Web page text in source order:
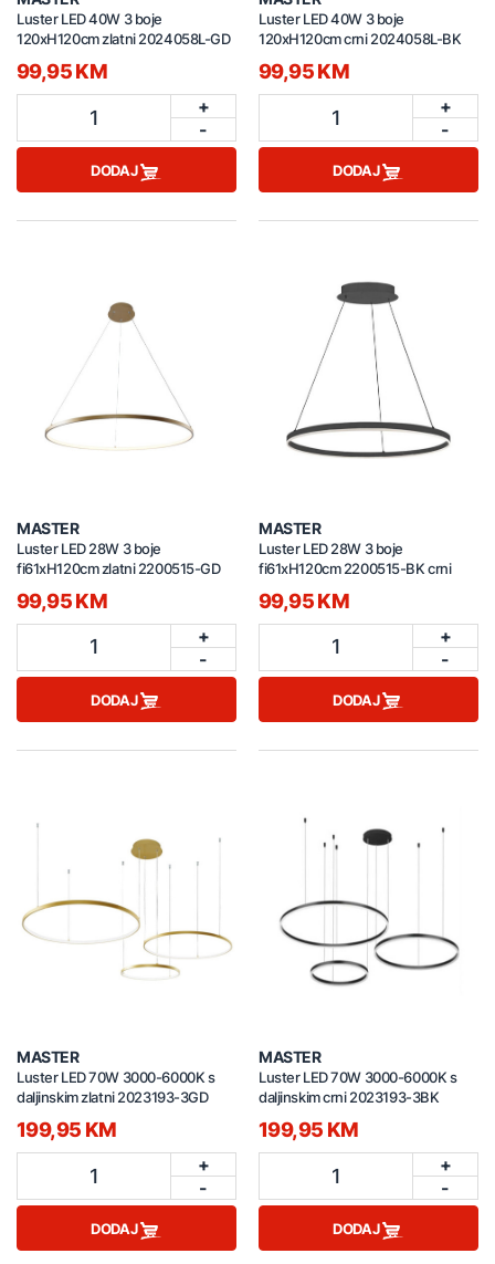
Luster LED 40W 3 boje
120xH120cm zlatni 2024058L-GD
99,95 KM
1
+
-
DODAJ
Luster LED 40W 3 boje
120xH120cm crni 2024058L-BK
99,95 KM
1
+
-
DODAJ
MASTER
Luster LED 28W 3 boje
fi61xH120cm zlatni 2200515-GD
99,95 KM
1
+
-
DODAJ
MASTER
Luster LED 28W 3 boje
fi61xH120cm 2200515-BK crni
99,95 KM
1
+
-
DODAJ
MASTER
Luster LED 70W 3000-6000K s
daljinskim zlatni 2023193-3GD
199,95 KM
1
+
-
DODAJ
MASTER
Luster LED 70W 3000-6000K s
daljinskim crni 2023193-3BK
199,95 KM
1
+
-
DODAJ